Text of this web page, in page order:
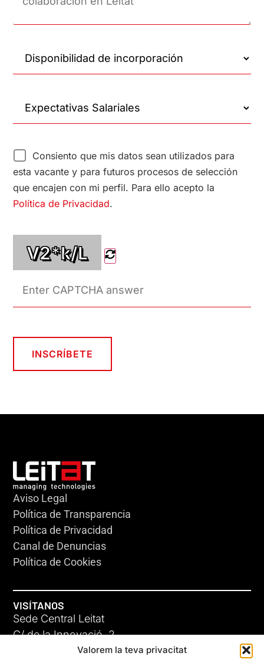
Valorem la teva privacitat
Consiento que mis datos sean utilizados para
esta vacante y para futuros procesos de selección
que encajen con mi perfil. Para ello acepto la
Política de Privacidad.
V2*k/L
Aviso Legal
Política de Transparencia
Política de Privacidad
Canal de Denuncias
Política de Cookies
VISÍTANOS
Sede Central Leitat
C/ de la Innovació, 2
08225 Terrassa, (Barcelona)